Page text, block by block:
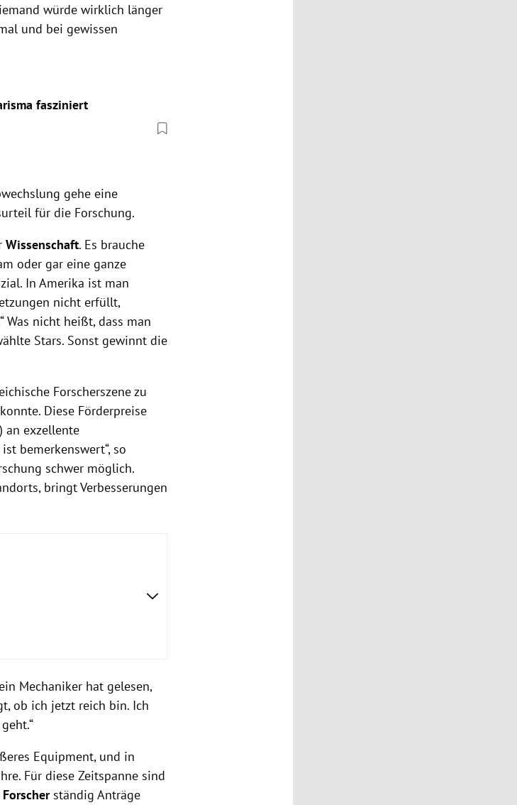
würde wirklich länger
und bei gewissen
fasziniert
gehe eine
für die Forschung.
Wissenschaft. Es brauche
oder gar eine ganze
In Amerika ist man
nicht erfüllt,
nicht heißt, dass man
Stars. Sonst gewinnt die
Forscherszene zu
Diese Förderpreise
an exzellente
bemerkenswert“, so
schwer möglich.
bringt Verbesserungen
Mechaniker hat gelesen,
ob ich jetzt reich bin. Ich
Equipment, und in
Für diese Zeitspanne sind
Forscherständig Anträge